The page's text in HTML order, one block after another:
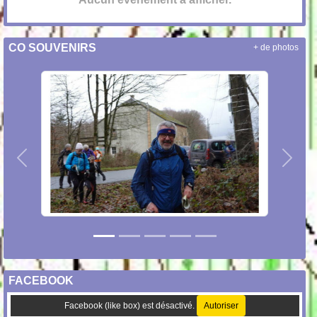
CO SOUVENIRS
Précedent
+ de photos
FACEBOOK
Facebook (like box) est désactivé. Autoriser